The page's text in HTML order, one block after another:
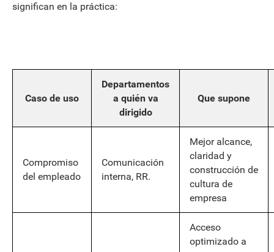
significan en la práctica:
Caso de uso
Departamentos
a quién va
dirigido
Que supone
Compromiso
del empleado
Comunicación
interna, RR.
Mejor alcance,
claridad y
construcción de
cultura de
empresa
Acceso
optimizado a